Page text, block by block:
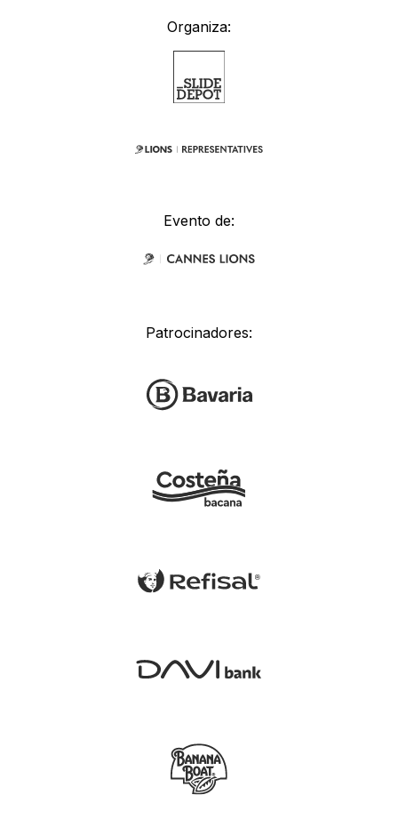
Organiza:
Evento de:
Patrocinadores: